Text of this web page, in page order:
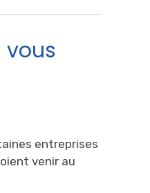
vous
entreprises
venir au